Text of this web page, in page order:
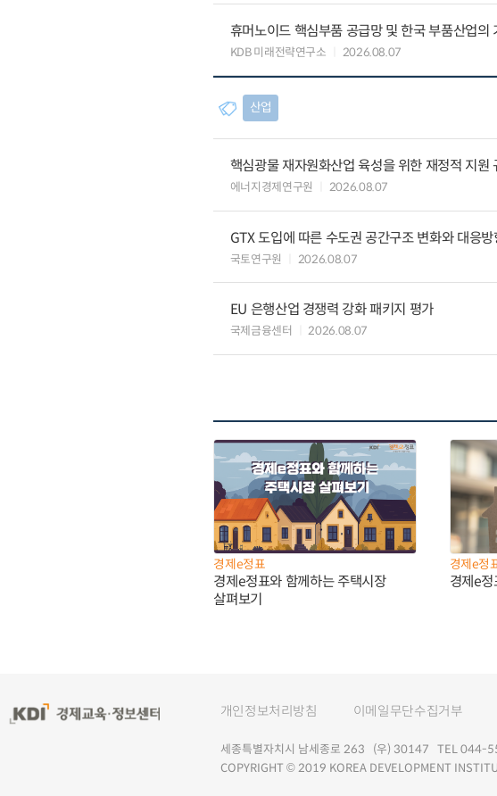
휴머노이드 핵심부품 공급망 및 한국 부품산업의
KDB 미래전략연구소 2026.08.07
산업
핵심광물 재자원화산업 육성을 위한 재정적 지원
에너지경제연구원 2026.08.07
GTX 도입에 따른 수도권 공간구조 변화와 대응방
국토연구원 2026.08.07
EU 은행산업 경쟁력 강화 패키지 평가
국제금융센터 2026.08.07
경제e정표
경제e정표와 함께하는 주택시장
살펴보기
경제e정
경제e
개인정보처리방침 이메일무단수집거부
세종특별자치시 남세종로 263 (우) 30147 TEL 044-
COPYRIGHT © 2019 KOREA DEVELOPMENT